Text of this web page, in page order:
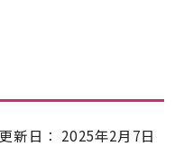
新日： 2025年2月7日